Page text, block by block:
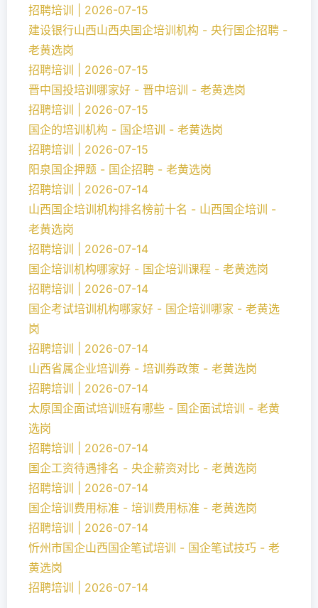
招聘培训 | 2026-07-15
建设银行山西山西央国企培训机构 - 央行国企招聘 -
老黄选岗
招聘培训 | 2026-07-15
晋中国投培训哪家好 - 晋中培训 - 老黄选岗
招聘培训 | 2026-07-15
国企的培训机构 - 国企培训 - 老黄选岗
招聘培训 | 2026-07-15
阳泉国企押题 - 国企招聘 - 老黄选岗
招聘培训 | 2026-07-14
山西国企培训机构排名榜前十名 - 山西国企培训 -
老黄选岗
招聘培训 | 2026-07-14
国企培训机构哪家好 - 国企培训课程 - 老黄选岗
招聘培训 | 2026-07-14
国企考试培训机构哪家好 - 国企培训哪家 - 老黄选
岗
招聘培训 | 2026-07-14
山西省属企业培训券 - 培训券政策 - 老黄选岗
招聘培训 | 2026-07-14
太原国企面试培训班有哪些 - 国企面试培训 - 老黄
选岗
招聘培训 | 2026-07-14
国企工资待遇排名 - 央企薪资对比 - 老黄选岗
招聘培训 | 2026-07-14
国企培训费用标准 - 培训费用标准 - 老黄选岗
招聘培训 | 2026-07-14
忻州市国企山西国企笔试培训 - 国企笔试技巧 - 老
黄选岗
招聘培训 | 2026-07-14